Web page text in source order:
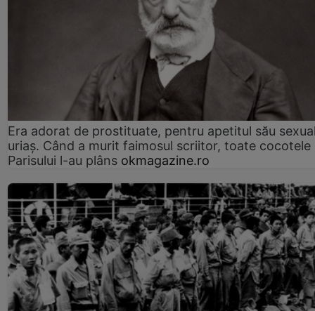
Era adorat de prostituate, pentru apetitul său
uriaș. Când a murit faimosul scriitor, toate cocotele
Parisului l-au plâns okmagazine.ro